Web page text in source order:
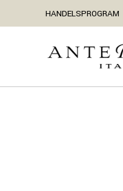
the
HANDELSPROGRAM